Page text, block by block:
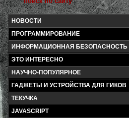
НОВОСТИ
ПРОГРАММИРОВАНИЕ
ИНФОРМАЦИОННАЯ БЕЗОПАСНОСТЬ
ЭТО ИНТЕРЕСНО
НАУЧНО-ПОПУЛЯРНОЕ
ГАДЖЕТЫ И УСТРОЙСТВА ДЛЯ ГИКОВ
ТЕКУЧКА
JAVASCRIPT